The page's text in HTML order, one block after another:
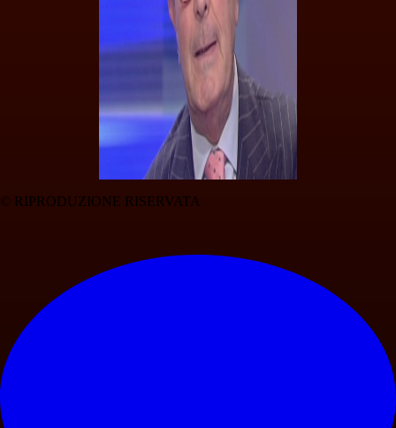
© RIPRODUZIONE RISERVATA